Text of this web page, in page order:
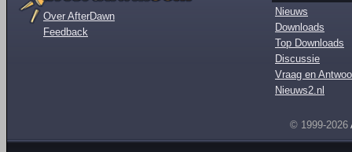
Over AfterDawn
Feedback
Nieuws
Downloads
Top Downloads
Discussie
Vraag en
Nieuws2.nl
© 1999-2026